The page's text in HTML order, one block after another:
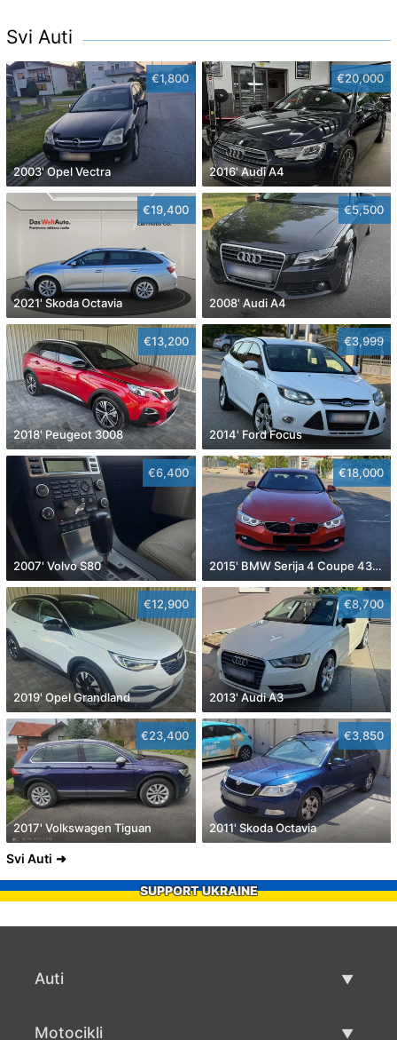
Svi Auti
€1,800
2003' Opel Vectra
€20,000
2016' Audi A4
€19,400
2021' Skoda Octavia
€5,500
2008' Audi A4
€13,200
2018' Peugeot 3008
€3,999
2014' Ford Focus
€6,400
2007' Volvo S80
€18,000
2015' BMW Serija 4 Coupe 430D
€12,900
2019' Opel Grandland
€8,700
2013' Audi A3
€23,400
2017' Volkswagen Tiguan
€3,850
2011' Skoda Octavia
Svi Auti
SUPPORT UKRAINE
Auti
Motocikli